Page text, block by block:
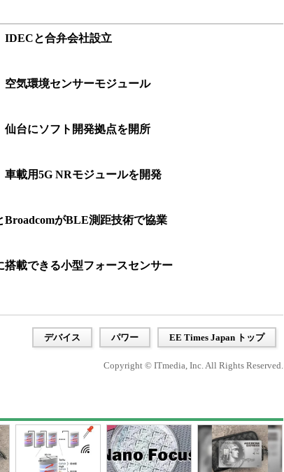
IDECと合弁会社設立
空気環境センサーモジュール
仙台にソフト開発拠点を開所
車載用5G NRモジュールを開発
BroadcomがBLE測距技術で協業
搭載できる小型フォースセンサー
デバイス パワー EE Times Japan トップ
Copyright © ITmedia, Inc. All Rights Reserved.